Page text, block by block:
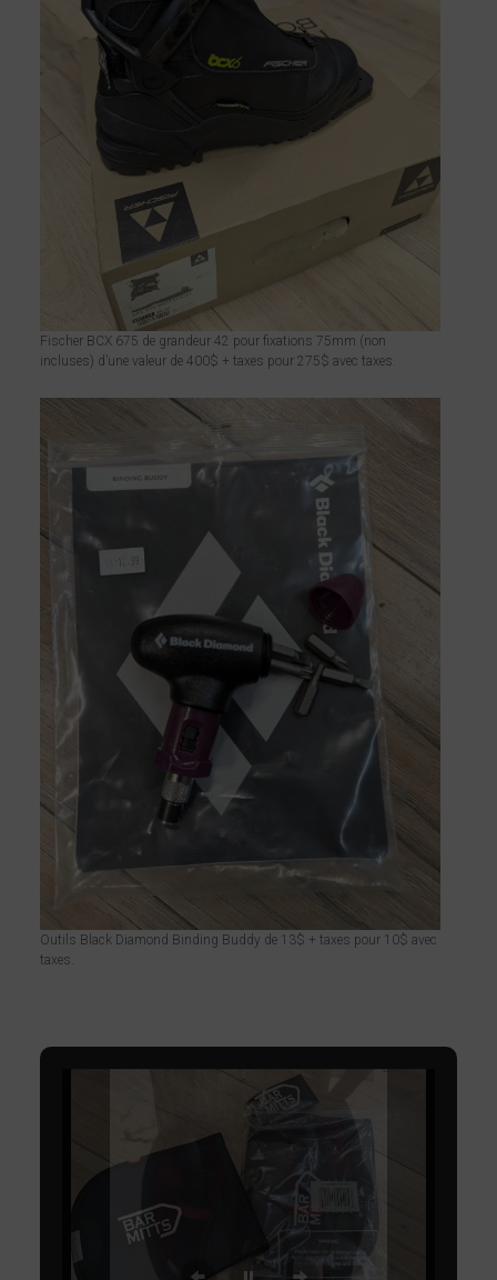
Fischer BCX 675 de grandeur 42 pour fixations 75mm (non
incluses) d’une valeur de 400$ + taxes pour 275$ avec taxes.
Outils Black Diamond Binding Buddy de 13$ + taxes pour 10$ avec
taxes.